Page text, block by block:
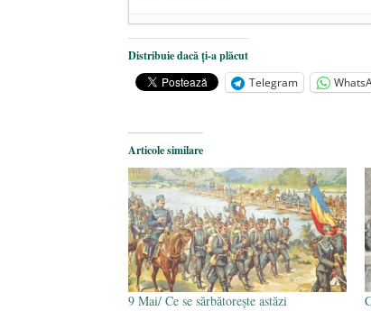
De ce propaganda LGBT nu-
Anarhia din SUA e opera
Pe zi ce trece mă conving că
Distribuie dacă ți-a plăcut
Telegram
Articole similare
9 Mai/ Ce se sărbătorește astăzi